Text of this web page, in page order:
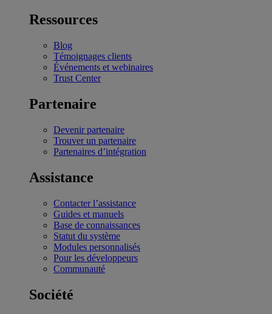
Ressources
Blog
Témoignages clients
Événements et webinaires
Trust Center
Partenaire
Devenir partenaire
Trouver un partenaire
Partenaires d’intégration
Assistance
Contacter l’assistance
Guides et manuels
Base de connaissances
Statut du système
Modules personnalisés
Pour les développeurs
Communauté
Société